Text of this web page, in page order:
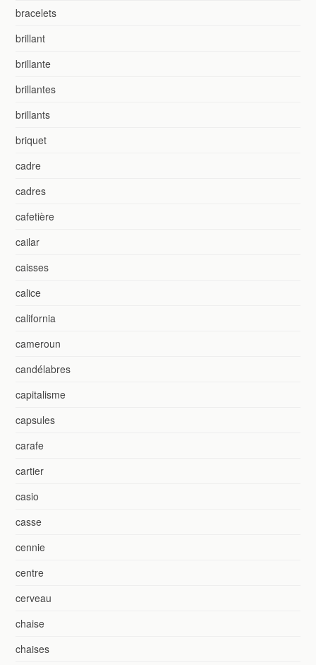
bracelets
brillant
brillante
brillantes
brillants
briquet
cadre
cadres
cafetière
cailar
caisses
calice
california
cameroun
candélabres
capitalisme
capsules
carafe
cartier
casio
casse
cennie
centre
cerveau
chaise
chaises